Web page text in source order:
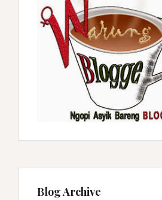
Blog Archive